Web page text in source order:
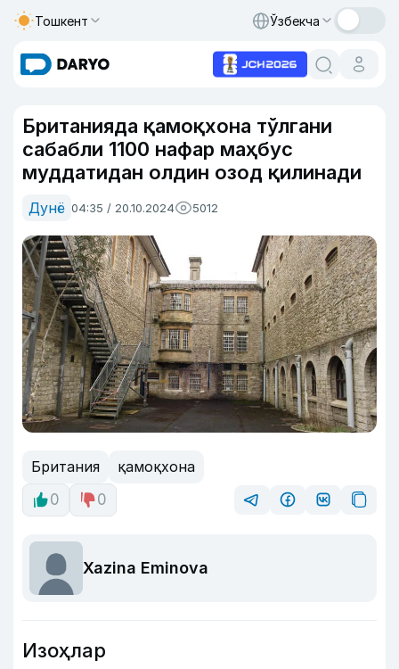
Тошкент Ўзбекча
Британияда қамоқхона тўлгани
сабабли 1100 нафар маҳбус
муддатидан олдин озод қилинади
Дунё 04:35 / 20.10.2024 5012
Британия
қамоқхона
0
0
Xazina Eminova
Изоҳлар